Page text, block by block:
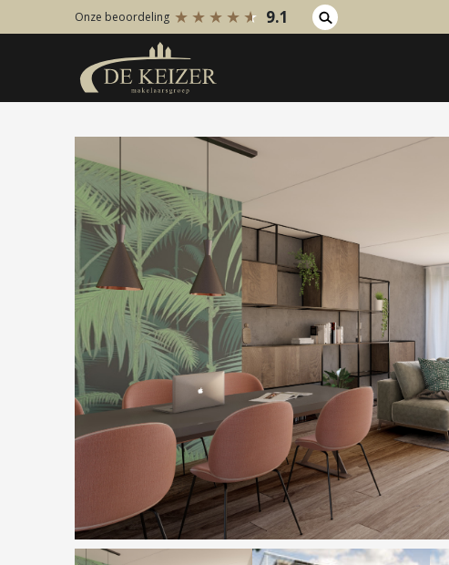
Koopaanbod
Bestaande bouw
Internationaal
Nieuwbouw
Bedrijfsaanbod
Huuraanbod
Bestaande bouw
Nieuwbouw
Bedrijfsaanbod
Hypotheken
Hypotheekadvies
Hypotheek oversluiten
Hypotheek verhogen
Starterslening
Reviews
Onze beoordeling 9.1